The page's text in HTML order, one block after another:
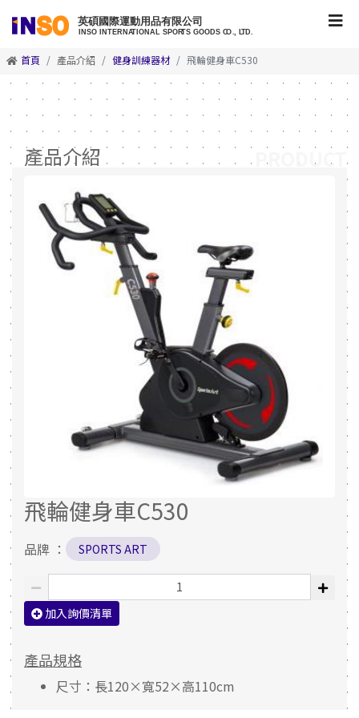
首頁 產品介紹 健身訓練器材 飛輪健身車C530
產品介紹
飛輪健身車C530
品牌 ： SPORTS ART
加入詢價清單
產品規格
尺寸：長120×寬52×高110cm
PRODUCT